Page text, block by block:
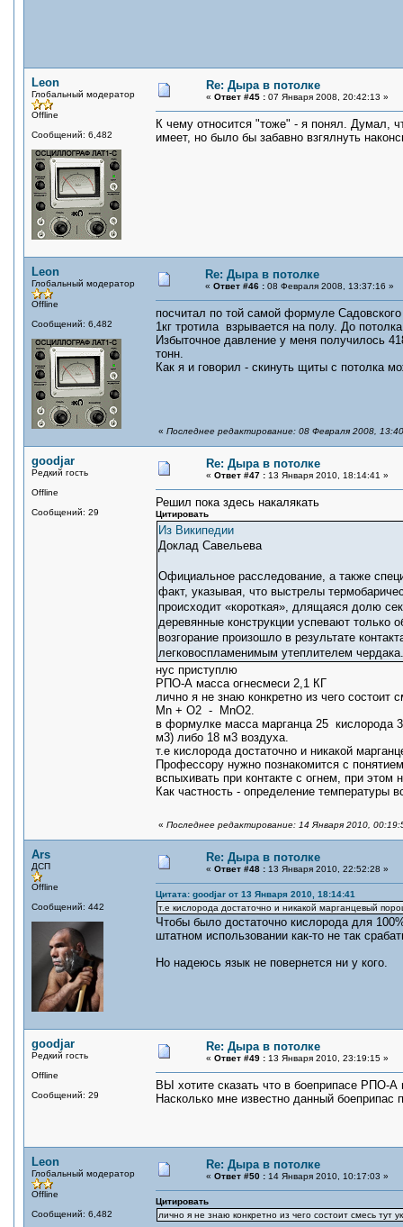
Leon
Глобальный модератор
Offline
Сообщений: 6,482
Re: Дыра в потолке
« Ответ #45 : 07 Января 2008, 20:42:13 »
К чему относится "тоже" - я понял.
имеет, но было бы забавно взгялнуть
Leon
Глобальный модератор
Offline
Сообщений: 6,482
Re: Дыра в потолке
« Ответ #46 : 08 Февраля 2008, 13:37:16 »
посчитал по той самой формуле
1кг тротила взрывается на полу. До
Избыточное давление у меня получилось
тонн.
Как я и говорил - скинуть щиты с потолка
« Последнее редактирование: 08 Февраля 2008,
goodjar
Редкий гость
Offline
Сообщений: 29
Re: Дыра в потолке
« Ответ #47 : 13 Января 2010, 18:14:41 »
Решил пока здесь накалякать
Цитировать
Из Википедии
Доклад Савельева
Официальное расследование, а также
факт, указывая, что выстрелы
происходит «короткая», длящаяся долю
деревянные конструкции успевают только
возгорание произошло в результате
легковоспламенимым утеплителем чердака.
нус приступлю
РПО-А масса огнесмеси 2,1 КГ
лично я не знаю конкретно из чего состоит
Mn + O2 - MnO2.
в формулке масса марганца 25 кислорода
м3) либо 18 м3 воздуха.
т.е кислорода достаточно и никакой
Профессору нужно познакомится с
вспыхивать при контакте с огнем, при этом
Как частность - определение температуры
« Последнее редактирование: 14 Января 2010,
Ars
ДСП
Offline
Сообщений: 442
Re: Дыра в потолке
« Ответ #48 : 13 Января 2010, 22:52:28 »
Цитата: goodjar от 13 Января 2010, 18:14:41
т.е кислорода достаточно и никакой марганцевый
Чтобы было достаточно кислорода для
штатном использовании как-то не так
Но надеюсь язык не повернется ни у кого.
goodjar
Редкий гость
Offline
Сообщений: 29
Re: Дыра в потолке
« Ответ #49 : 13 Января 2010, 23:19:15 »
ВЫ хотите сказать что в боеприпасе РПО-
Насколько мне известно данный
Leon
Глобальный модератор
Offline
Сообщений: 6,482
Re: Дыра в потолке
« Ответ #50 : 14 Января 2010, 10:17:03 »
Цитировать
лично я не знаю конкретно из чего состоит смесь тут